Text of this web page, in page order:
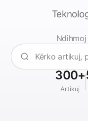
Ndihmoj me A.I &
300+
Artikuj